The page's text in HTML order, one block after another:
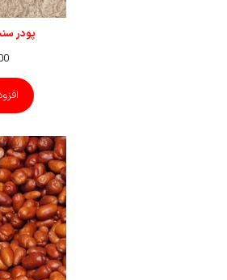
پودر